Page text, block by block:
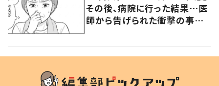
その後、病院に行った結果…医
師から告げられた衝撃の事実